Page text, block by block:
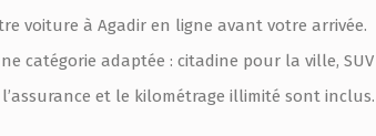
voiture à Agadir en ligne avant votre arrivée.
catégorie adaptée : citadine pour la ville,
et le kilométrage illimité sont inclus.